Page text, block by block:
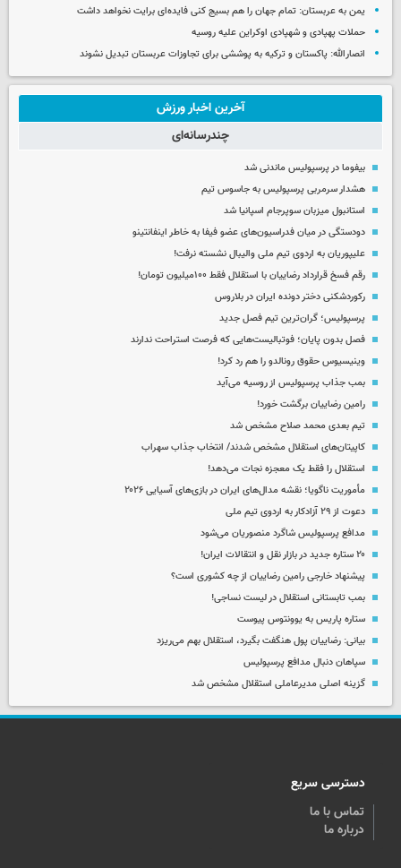
یمن به عربستان: تمام جهان را هم بسیج کنی فایده‌ای برایت نخواهد داشت
حملات پهپادی و شهپادی اوکراین علیه روسیه
انصارالله: پاکستان و ترکیه به پوششی برای تجاوزات عربستان تبدیل نشوند
آخرین اخبار ورزش
چندرسانه‌ای
بیفوما در پرسپولیس ماندنی شد
هشدار سرمربی پرسپولیس به جاسوس تیم
استانبول میزبان سوپرجام اسپانیا شد
دودستگی در میان فدراسیون‌های عضو فیفا به خاطر اینفانتینو
علیپوریان به اردوی تیم ملی والیبال نشسته نرفت!
رقم فسخ قرارداد رضاییان با استقلال فقط ۱۰۰میلیون تومان!
رکوردشکنی دختر دونده ایران در بلاروس
پرسپولیس؛ گران‌ترین تیم فصل جدید
فصل بدون پایان؛ فوتبالیست‌هایی که فرصت استراحت ندارند
وینیسیوس حقوق رونالدو را هم رد کرد!
بمب جذاب پرسپولیس از روسیه می‌آید
رامین رضاییان برگشت خورد!
تیم بعدی محمد صلاح مشخص شد
کاپیتان‌های استقلال مشخص شدند/ انتخاب جذاب سهراب
استقلال را فقط یک معجزه نجات می‌دهد!
مأموریت ناگویا؛ نقشه مدال‌های ایران در بازی‌های آسیایی ۲۰۲۶
دعوت از ۲۹ آزادکار به اردوی تیم ملی
مدافع پرسپولیس شاگرد منصوریان می‌شود
۲۰ ستاره جدید در بازار نقل و انتقالات ایران!
پیشنهاد خارجی رامین رضاییان از چه کشوری است؟
بمب تابستانی استقلال در لیست نساجی!
ستاره پاریس به یوونتوس پیوست
بیانی: رضاییان پول هنگفت بگیرد، استقلال بهم می‌ریزد
سپاهان دنبال مدافع پرسپولیس
گزینه اصلی مدیرعاملی استقلال مشخص شد
دسترسی سریع
تماس با ما
درباره ما